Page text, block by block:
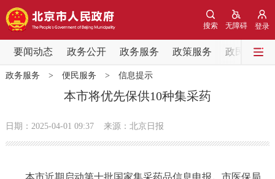
登录
无障碍
搜索
要闻动态 政务公开 政务服务 政策服务 政民互动
要闻动态
党中央精神 国务院信息
政务服务 > 便民服务 > 信息提示
本市将优先保供10种集采药
日期：2025-04-01 09:37 来源：北京日报
本市近期启动第十批国家集采药品信息申报。市医保局